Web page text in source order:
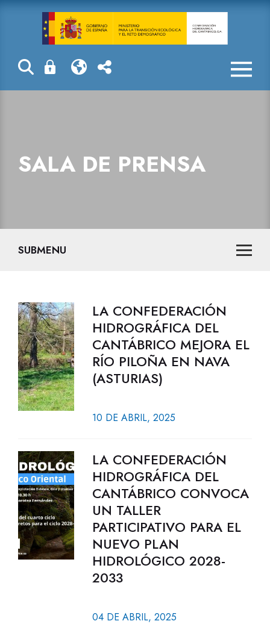
Sala de prensa
SALA DE PRENSA
SUBMENU
LA CONFEDERACIÓN
HIDROGRÁFICA DEL
CANTÁBRICO MEJORA EL
RÍO PILOÑA EN NAVA
(ASTURIAS)
10 DE ABRIL, 2025
LA CONFEDERACIÓN
HIDROGRÁFICA DEL
CANTÁBRICO CONVOCA
UN TALLER
PARTICIPATIVO PARA EL
NUEVO PLAN
HIDROLÓGICO 2028-
2033
04 DE ABRIL, 2025